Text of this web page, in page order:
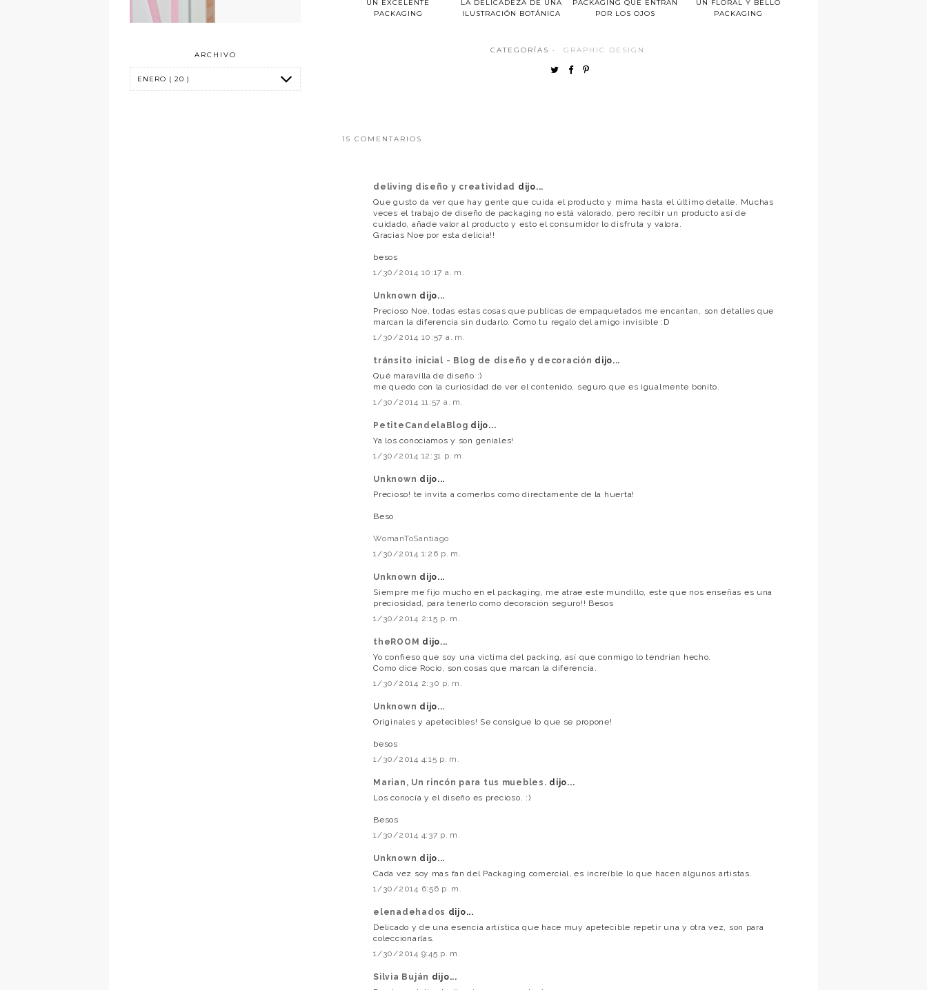
UN EXCELENTE
PACKAGING
LA DELICADEZA DE UNA
ILUSTRACIÓN BOTÁNICA
PACKAGING QUE ENTRAN
POR LOS OJOS
UN FLORAL Y BELLO
PACKAGING
CATEGORÍAS · GRAPHIC DESIGN
15 COMENTARIOS
deliving diseño y creatividad dijo...
Que gusto da ver que hay gente que cuida el producto y mima hasta el último detalle. Muchas
veces el trabajo de diseño de packaging no está valorado, pero recibir un producto así de
cuidado, añade valor al producto y esto el consumidor lo disfruta y valora.
Gracias Noe por esta delicia!!
besos
1/30/2014 10:17 a. m.
Unknown dijo...
Precioso Noe, todas estas cosas que publicas de empaquetados me encantan, son detalles que
marcan la diferencia sin dudarlo. Como tu regalo del amigo invisible :D
1/30/2014 10:57 a. m.
tránsito inicial - Blog de diseño y decoración dijo...
Qué maravilla de diseño :)
me quedo con la curiosidad de ver el contenido, seguro que es igualmente bonito.
1/30/2014 11:57 a. m.
PetiteCandelaBlog dijo...
Ya los conociamos y son geniales!
1/30/2014 12:31 p. m.
Unknown dijo...
Precioso! te invita a comerlos como directamente de la huerta!
Beso
WomanToSantiago
1/30/2014 1:26 p. m.
Unknown dijo...
Siempre me fijo mucho en el packaging, me atrae este mundillo, este que nos enseñas es una
preciosidad, para tenerlo como decoración seguro!! Besos
1/30/2014 2:15 p. m.
theROOM dijo...
Yo confieso que soy una victima del packing, así que conmigo lo tendrían hecho.
Como dice Rocío, son cosas que marcan la diferencia.
1/30/2014 2:30 p. m.
Unknown dijo...
Originales y apetecibles! Se consigue lo que se propone!
besos
1/30/2014 4:15 p. m.
Marian, Un rincón para tus muebles. dijo...
Los conocía y el diseño es precioso. :)
Besos
1/30/2014 4:37 p. m.
Unknown dijo...
Cada vez soy mas fan del Packaging comercial, es increíble lo que hacen algunos artistas.
1/30/2014 6:56 p. m.
elenadehados dijo...
Delicado y de una esencia artística que hace muy apetecible repetir una y otra vez, son para
coleccionarlas.
1/30/2014 9:45 p. m.
Silvia Buján dijo...
ARCHIVO